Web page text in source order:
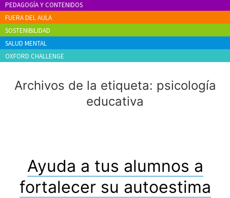
PEDAGOGÍA Y CONTENIDOS
FUERA DEL AULA
SOSTENIBILIDAD
SALUD MENTAL
OXFORD CHALLENGE
Archivos de la etiqueta: psicología
educativa
Ayuda a tus alumnos a
fortalecer su autoestima